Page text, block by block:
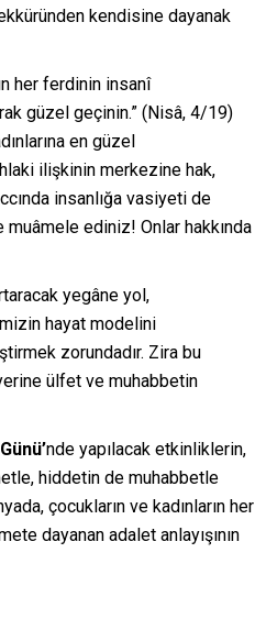
kendisine dayanak
her ferdinin insanî
güzel geçinin.” (Nisâ, 4/19)
en güzel
ilişkinin merkezine hak,
insanlığa vasiyeti de
muâmele ediniz! Onlar hakkında
yegâne yol,
hayat modelini
zorundadır. Zira bu
ülfet ve muhabbetin
nde yapılacak etkinliklerin,
hiddetin de muhabbetle
çocukların ve kadınların her
dayanan adalet anlayışının